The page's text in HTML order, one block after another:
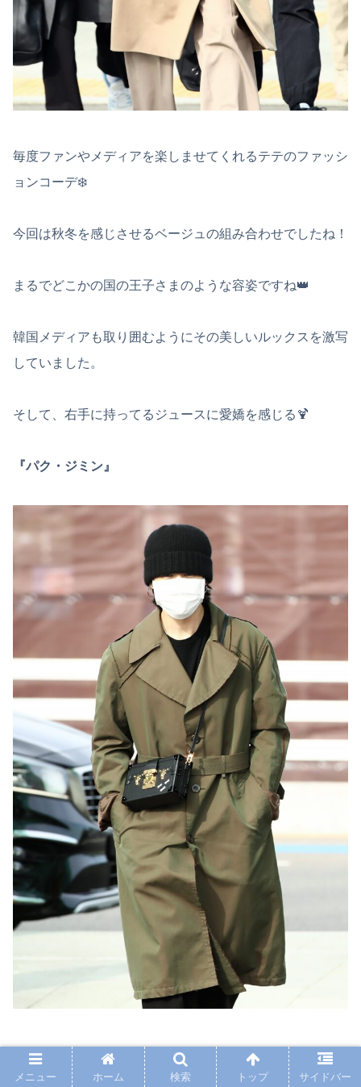
毎度ファンやメディアを楽しませてくれるテテのファッシ
ョンコーデ❄️
今回は秋冬を感じさせるベージュの組み合わせでしたね！
まるでどこかの国の王子さまのような容姿ですね👑
韓国メディアも取り囲むようにその美しいルックスを激写
していました。
そして、右手に持ってるジュースに愛嬌を感じる🍹
『パク・ジミン』
可愛いの一言🐥
メニュー ホーム 検索 トップ サイドバー